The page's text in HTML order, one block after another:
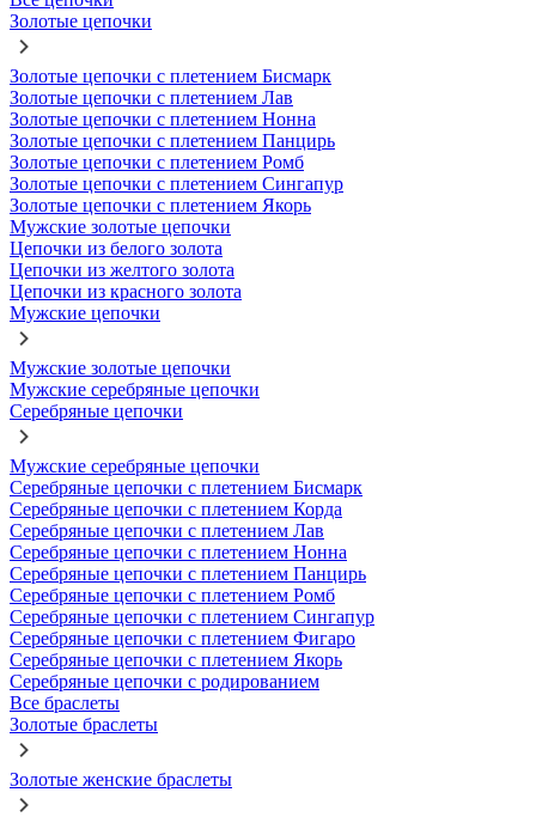
Золотые цепочки
Золотые цепочки с плетением Бисмарк
Золотые цепочки с плетением Лав
Золотые цепочки с плетением Нонна
Золотые цепочки с плетением Панцирь
Золотые цепочки с плетением Ромб
Золотые цепочки с плетением Сингапур
Золотые цепочки с плетением Якорь
Мужские золотые цепочки
Цепочки из белого золота
Цепочки из желтого золота
Цепочки из красного золота
Мужские цепочки
Мужские золотые цепочки
Мужские серебряные цепочки
Серебряные цепочки
Мужские серебряные цепочки
Серебряные цепочки с плетением Бисмарк
Серебряные цепочки с плетением Корда
Серебряные цепочки с плетением Лав
Серебряные цепочки с плетением Нонна
Серебряные цепочки с плетением Панцирь
Серебряные цепочки с плетением Ромб
Серебряные цепочки с плетением Сингапур
Серебряные цепочки с плетением Фигаро
Серебряные цепочки с плетением Якорь
Серебряные цепочки с родированием
Все браслеты
Золотые браслеты
Золотые женские браслеты